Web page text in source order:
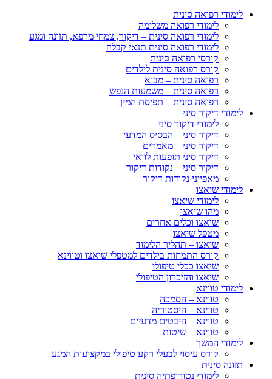
לימודי רפואה סינית
לימודי רפואה משלימה
לימודי רפואה סינית – דיקור, צמחי מרפא, תזונה ומגע
לימודי רפואה סינית תנאי קבלה
קורסי רפואה סינית
קורס רפואה סינית לילדים
רפואה סינית – מבוא
רפואה סינית – משמעות הנפש
רפואה סינית – תפיסת המין
לימודי דיקור סיני
לימודי דיקור סיני
דיקור סיני – הבסיס המדעי
דיקור סיני – מאמרים
דיקור סיני תופעות לוואי
דיקור סיני – נקודות דיקור
מאפייני נקודות דיקור
לימודי שיאצו
לימודי שיאצו
מהו שיאצו
שיאצו וכלים אחרים
מטפל שיאצו
שיאצו – תהליך הלימוד
קורס התמחות בילדים למטפלי שיאצו וטווינא
שיאצו ככלי טיפולי
שיאצו והזיכרון הטיפולי
לימודי טווינא
טווינא – הסמכה
טווינא – היסטוריה
טווינא – היבטים מדעיים
טווינא – שיטות
לימודי המשך
קורס עיסוי לבעלי רקע טיפולי במקצועות המגע
תזונה סינית
לימודי נטורופתיה סינית